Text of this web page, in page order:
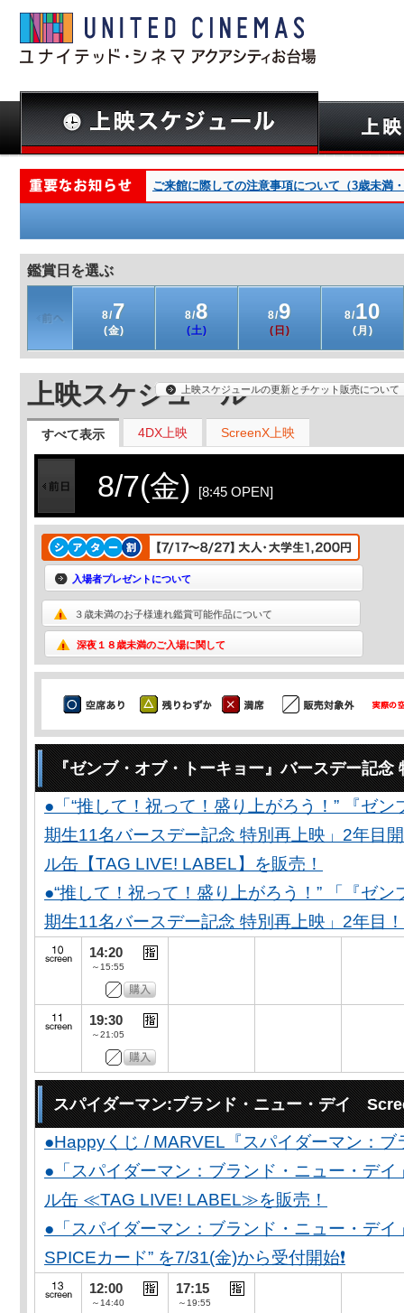
ご来館に際しての注意事項について（3歳未満
鑑賞日を選ぶ
8/7
(金)
8/8
(土)
8/9
(日)
8/10
(月)
上映スケジュール
すべて表示 4DX上映 ScreenX上映
上映スケジュールの更新とチケット販売について
8/7(金) [8:45 OPEN]
入場者プレゼントについて
３歳未満のお子様連れ鑑賞可能作品について
深夜１８歳未満のご入場に関して
『ゼンブ・オブ・トーキョー』バースデー記念
●「“推して！祝って！盛り上がろう！” 『ゼ
期生11名バースデー記念 特別再上映」2年目
ル缶【TAG LIVE! LABEL】を販売！
●“推して！祝って！盛り上がろう！” 「『ゼ
期生11名バースデー記念 特別再上映」2年目！
14:20
～15:55
19:30
～21:05
スパイダーマン:ブランド・ニュー・デイ
●Happyくじ / MARVEL『スパイダーマン：
●「スパイダーマン：ブランド・ニュー・デ
ル缶 ≪TAG LIVE! LABEL≫を販売！
●「スパイダーマン：ブランド・ニュー・デ
SPICEカード” を7/31(金)から受付開始❗️
12:00
～14:40
17:15
～19:55